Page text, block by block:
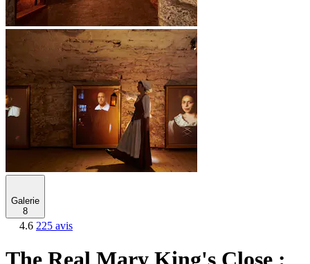
Galerie
8
4.6 225 avis